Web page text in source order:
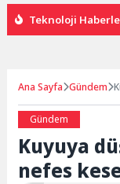
Teknoloji
Ana Sayfa Gündem
Gündem
Kuyuya
nefes